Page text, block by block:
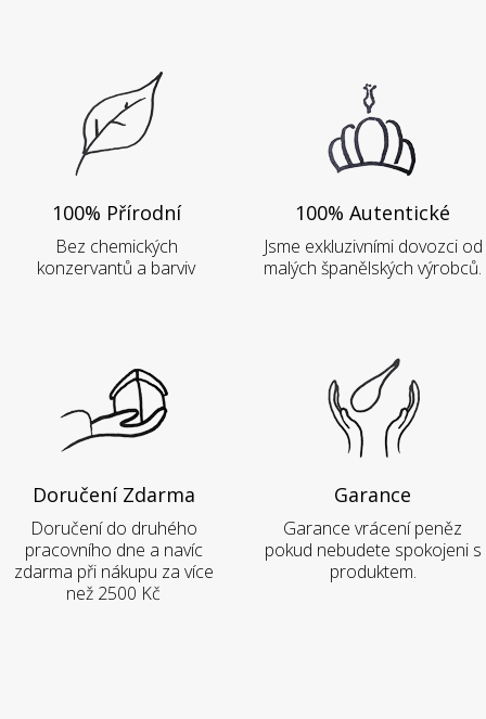
100% Přírodní
Bez chemických
konzervantů a barviv
100% Autentické
Jsme exkluzivními dovozci od
malých španělských výrobců.
Doručení Zdarma
Doručení do druhého
pracovního dne a navíc
zdarma při nákupu za více
než 2500 Kč
Garance
Garance vrácení peněz
pokud nebudete spokojeni s
produktem.